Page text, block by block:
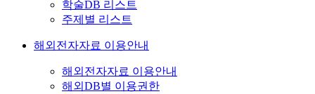
학술DB 리스트
주제별 리스트
해외전자자료 이용안내
해외전자자료 이용안내
해외DB별 이용권한